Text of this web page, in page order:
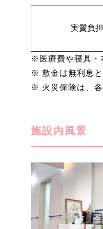
実質負担
※医療費や寝具・
※ 敷金は無利息
※ 火災保険は、各
施設内風景